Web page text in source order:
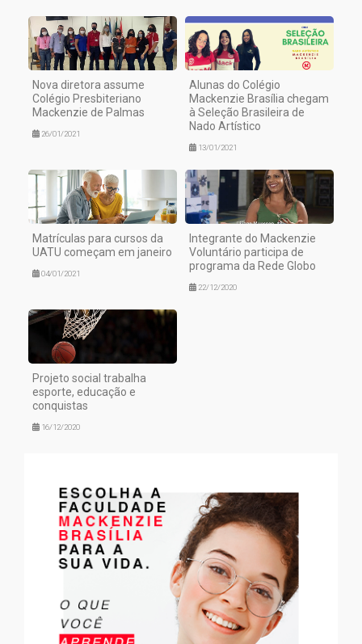
Nova diretora assume
Colégio Presbiteriano
Mackenzie de Palmas
26/01/2021
Alunas do Colégio
Mackenzie Brasília chegam
à Seleção Brasileira de
Nado Artístico
13/01/2021
Matrículas para cursos da
UATU começam em janeiro
04/01/2021
Integrante do Mackenzie
Voluntário participa de
programa da Rede Globo
22/12/2020
Projeto social trabalha
esporte, educação e
conquistas
16/12/2020